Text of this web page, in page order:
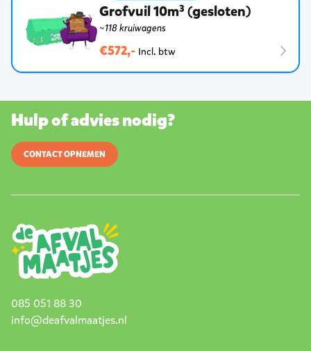
Grofvuil 10m³ (gesloten)
~118 kruiwagens
€572,- Incl. btw
Hulp of advies nodig?
CONTACT OPNEMEN
085 051 88 30
info@deafvalmaatjes.nl